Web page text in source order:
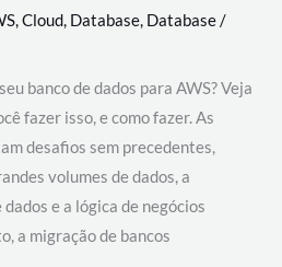
,Cloud, Database, Database/
banco de dados para AWS? Veja
fazer isso, e como fazer. As
desafios sem precedentes,
volumes de dados, a
e a lógica de negócios
a migração de bancos